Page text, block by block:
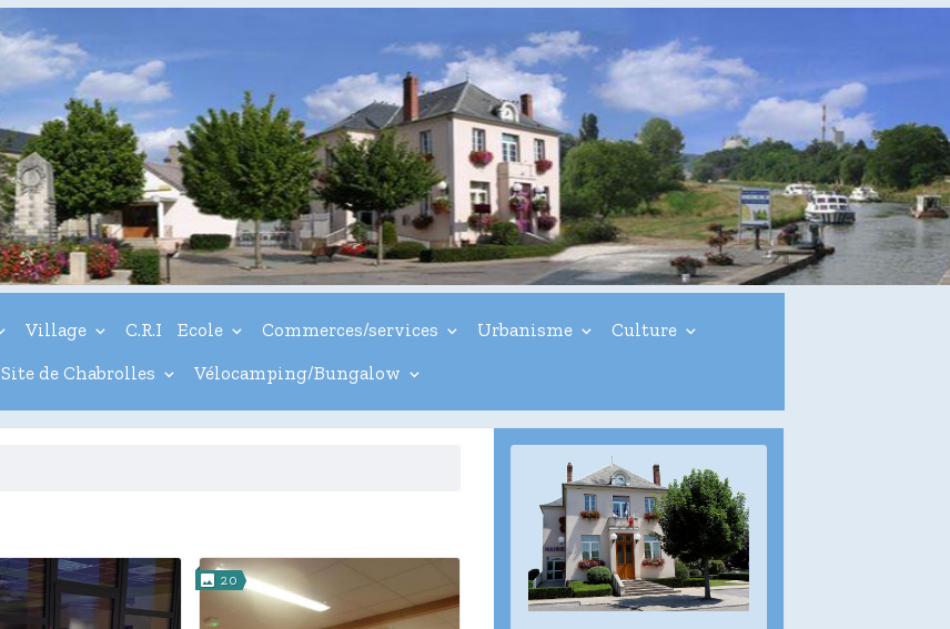
Village C.R.I Ecole Commerces/services Urbanisme
Culture
Site de Chabrolles
Vélocamping/Bungalow
20